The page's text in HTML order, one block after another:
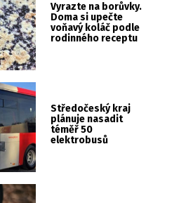
Vyrazte na borůvky.
Doma si upečte
voňavý koláč podle
rodinného receptu
Středočeský kraj
plánuje nasadit
téměř 50
elektrobusů